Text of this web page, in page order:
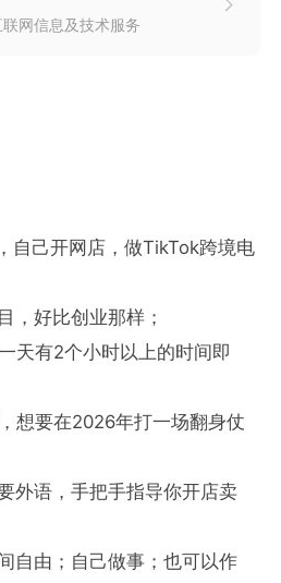
联网信息及技术服务
自己开网店，做TikTok跨境电
，好比创业那样；
天有2个小时以上的时间即
想要在2026年打一场翻身仗
外语，手把手指导你开店卖
自由；自己做事；也可以作